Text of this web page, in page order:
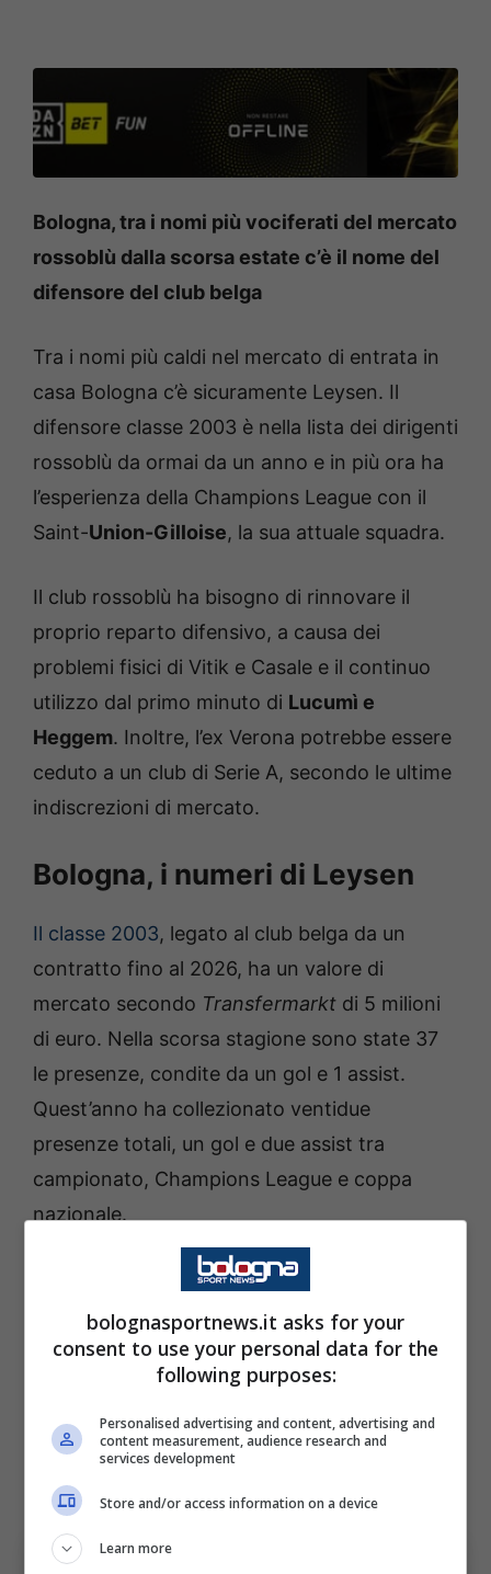
Bologna, tra i nomi più vociferati del mercato
rossoblù dalla scorsa estate c’è il nome del
difensore del club belga
Tra i nomi più caldi nel mercato di entrata in
casa Bologna c’è sicuramente Leysen. Il
difensore classe 2003 è nella lista dei dirigenti
rossoblù da ormai da un anno e in più ora ha
l’esperienza della Champions League con il
Saint-Union-Gilloise, la sua attuale squadra.
Il club rossoblù ha bisogno di rinnovare il
proprio reparto difensivo, a causa dei
problemi fisici di Vitik e Casale e il continuo
utilizzo dal primo minuto di Lucumì e
Heggem. Inoltre, l’ex Verona potrebbe essere
ceduto a un club di Serie A, secondo le ultime
indiscrezioni di mercato.
Bologna, i numeri di Leysen
Il classe 2003, legato al club belga da un
contratto fino al 2026, ha un valore di
mercato secondo Transfermarkt di 5 milioni
di euro. Nella scorsa stagione sono state 37
le presenze, condite da un gol e 1 assist.
Quest’anno ha collezionato ventidue
presenze totali, un gol e due assist tra
campionato, Champions League e coppa
nazionale.
Nonostante la giovane età ha maturato una
certa esperienza internazionale disputando
diverse partite inEuropa League, due partite
con l’under 21 della Nazionale e diversi match
di qualificazione allaChampions . Vedremo se
Bolognadeciderà di affondare il colpo nelle
prossime settimane.
bolognasportnews.it asks for your
consent to use your personal data for the
following purposes:
Personalised advertising and content, advertising and
content measurement, audience research and
services development
Store and/or access information on a device
Learn more